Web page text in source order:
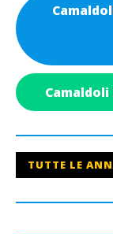
Camaldoli
TUTTE LE